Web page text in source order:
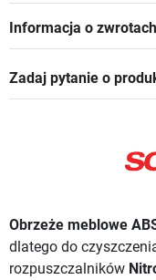
Informacja o zwrotach
Zadaj pytanie o
Obrzeże meblowe
dlatego do
rozpuszczalników